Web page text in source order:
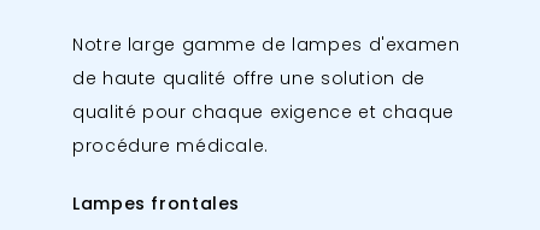
Notre large gamme de lampes d'examen
de haute qualité offre une solution de
qualité pour chaque exigence et chaque
procédure médicale.
Lampes frontales